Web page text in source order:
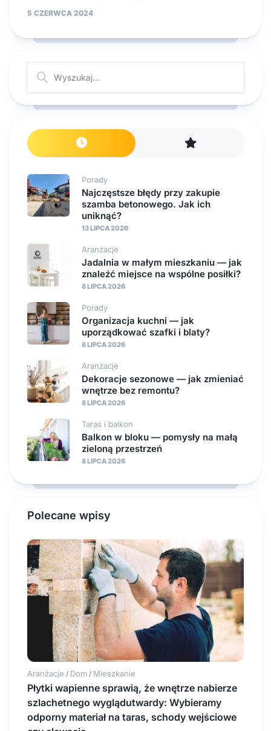
5 CZERWCA 2024
Porady
Najczęstsze błędy przy zakupie
szamba betonowego. Jak ich
uniknąć?
13 LIPCA 2026
Aranżacje
Jadalnia w małym mieszkaniu — jak
znaleźć miejsce na wspólne posiłki?
8 LIPCA 2026
Porady
Organizacja kuchni — jak
uporządkować szafki i blaty?
8 LIPCA 2026
Aranżacje
Dekoracje sezonowe — jak zmieniać
wnętrze bez remontu?
8 LIPCA 2026
Taras i balkon
Balkon w bloku — pomysły na małą
zieloną przestrzeń
8 LIPCA 2026
Polecane wpisy
Aranżacje / Dom / Mieszkanie
Płytki wapienne sprawią, że wnętrze nabierze
szlachetnego wyglądutwardy: Wybieramy
odporny materiał na taras, schody wejściowe